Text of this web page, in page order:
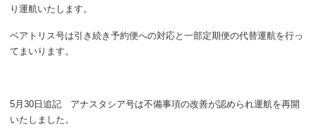
り運航いたします。
ベアトリス号は引き続き予約便への対応と一部定期便の代替運航を行っ
てまいります。
5月30日追記 アナスタシア号は不備事項の改善が認められ運航を再開
いたしました。